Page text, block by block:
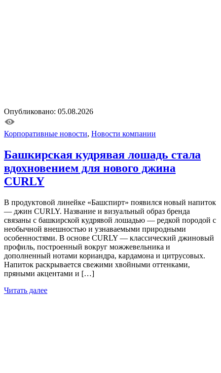
Опубликовано: 05.08.2026
Корпоративные новости, Новости компании
Башкирская кудрявая лошадь стала
вдохновением для нового джина
CURLY
В продуктовой линейке «Башспирт» появился новый напиток
— джин CURLY. Название и визуальный образ бренда
связаны с башкирской кудрявой лошадью — редкой породой с
необычной внешностью и узнаваемыми природными
особенностями. В основе CURLY — классический джиновый
профиль, построенный вокруг можжевельника и
дополненный нотами кориандра, кардамона и цитрусовых.
Напиток раскрывается свежими хвойными оттенками,
пряными акцентами и […]
Читать далее